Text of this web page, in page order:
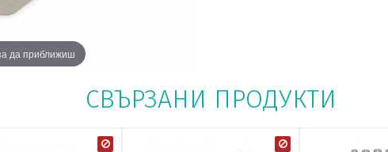
да приближиш
СВЪРЗАНИ ПРОДУКТИ